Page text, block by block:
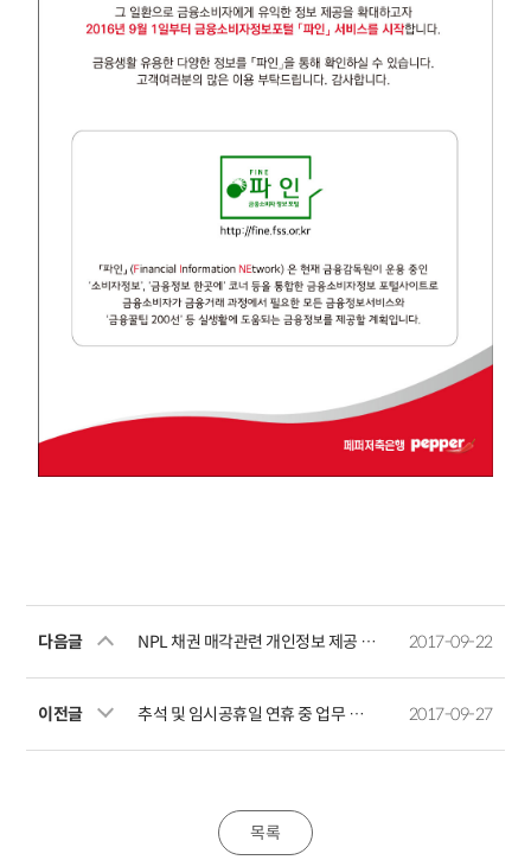
다음글 NPL 채권 매각관련 개인정보 제공 예정 사실 공지 2017-09-22
이전글 추석 및 임시공휴일 연휴 중 업무 안내문 2017-09-27
목록